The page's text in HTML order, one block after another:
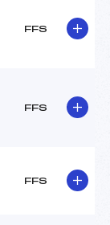
FFS
FFS
FFS